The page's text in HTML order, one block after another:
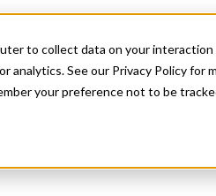
to collect data on your
analytics. See our Privacy Policy for
your preference not to be